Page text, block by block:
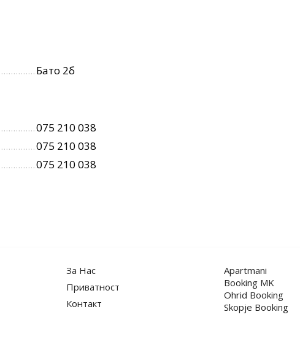
Бато 2б
075 210 038
075 210 038
075 210 038
За Нас
Приватност
Контакт
Apartmani
Booking MK
Ohrid Booking
Skopje Booking